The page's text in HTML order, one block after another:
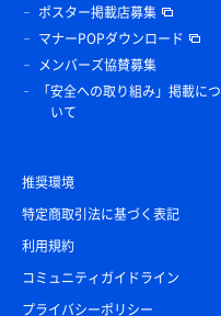
ポスター掲載店募集
マナーPOPダウンロード
メンバーズ協賛募集
「安全への取り組み」掲載につ
いて
推奨環境
特定商取引法に基づく表記
利用規約
コミュニティガイドライン
プライバシーポリシー